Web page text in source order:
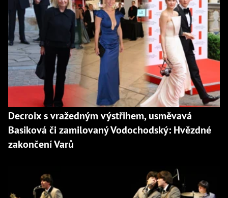
Decroix s vražedným výstřihem, usměvavá
Basiková či zamilovaný Vodochodský: Hvězdné
zakončení Varů